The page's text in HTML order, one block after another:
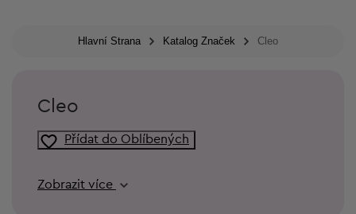
Hlavní Strana Katalog Značek Cleo
Cleo
Přídat do Oblíbených
Zobrazit více